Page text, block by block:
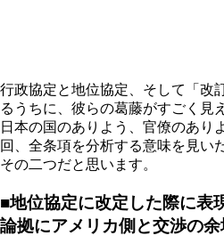
行政協定と地位協定、そして「改
るうちに、彼らの葛藤がすごく見
日本の国のありよう、官僚のあり
回、全条項を分析する意味を見い
その二つだと思います。
■地位協定に改定した際に表
論拠にアメリカ側と交渉の